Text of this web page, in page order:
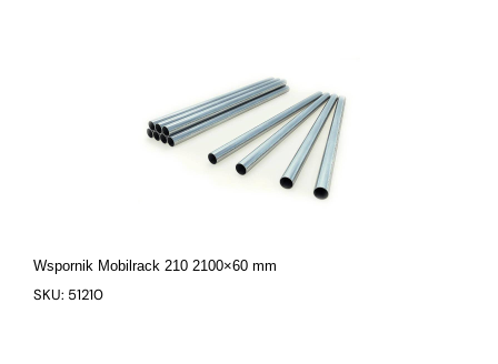
Wspornik Mobilrack 210 2100×60 mm
SKU: 51210